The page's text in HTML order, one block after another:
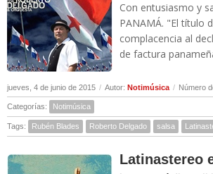
Con entusiasmo y
PANAMÁ. "El título
complacencia al
de factura
jueves, 4 de junio de 2015 / Autor: Notimúsica / Número
Categorías: Notimúsica
Tags: Rubén Blades Roberto Delgado salsa
Latinastereo